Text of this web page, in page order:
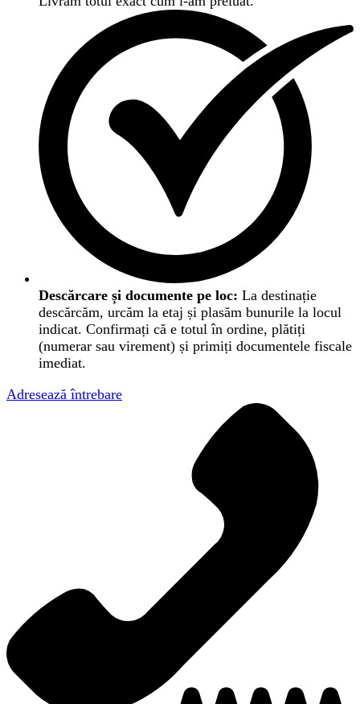
Descărcare și documente pe loc: La destinație
descărcăm, urcăm la etaj și plasăm bunurile la locul
indicat. Confirmați că e totul în ordine, plătiți
(numerar sau virement) și primiți documentele fiscale
imediat.
Adresează întrebare